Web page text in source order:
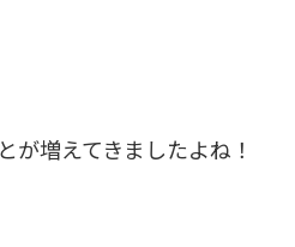
増えてきましたよね！